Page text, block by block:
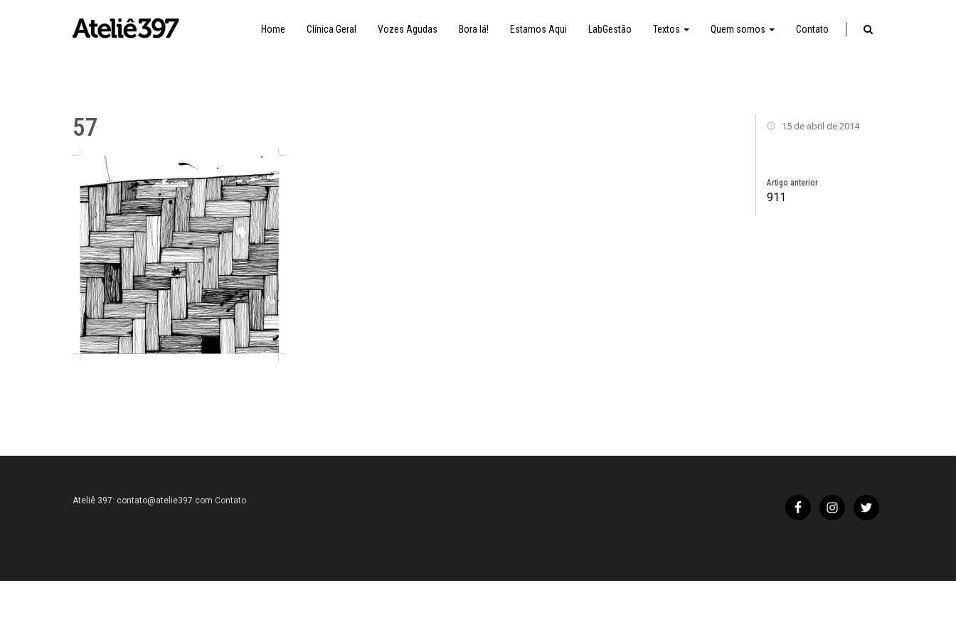
Home Clínica Geral Vozes Agudas Bora lá! Estamos Aqui LabGestão Textos Quem somos Contato
57 15 de abril de 2014
Artigo anterior
911
Ateliê 397: contato@atelie397.com Contato